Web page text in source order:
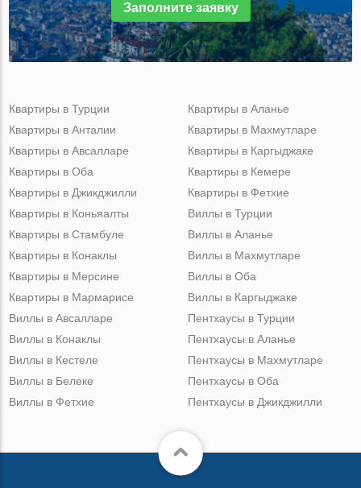
Заполните заявку
Квартиры в Турции
Квартиры в Анталии
Квартиры в Авсалларе
Квартиры в Оба
Квартиры в Джикджилли
Квартиры в Аланье
Квартиры в Махмутларе
Квартиры в Каргыджаке
Квартиры в Кемере
Квартиры в Фетхие
Квартиры в Коньяалты
Квартиры в Стамбуле
Квартиры в Конаклы
Квартиры в Мерсине
Квартиры в Мармарисе
Виллы в Турции
Виллы в Аланье
Виллы в Махмутларе
Виллы в Оба
Виллы в Каргыджаке
Виллы в Авсалларе
Виллы в Конаклы
Виллы в Кестеле
Виллы в Белеке
Виллы в Фетхие
Пентхаусы в Турции
Пентхаусы в Аланье
Пентхаусы в Махмутларе
Пентхаусы в Оба
Пентхаусы в Джикджилли